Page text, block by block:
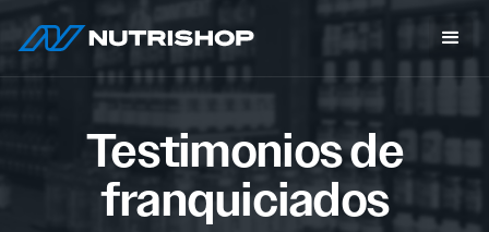
Testimonios de
franquiciados